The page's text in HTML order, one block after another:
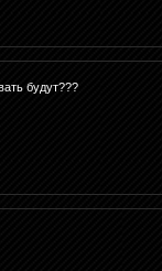
будут???